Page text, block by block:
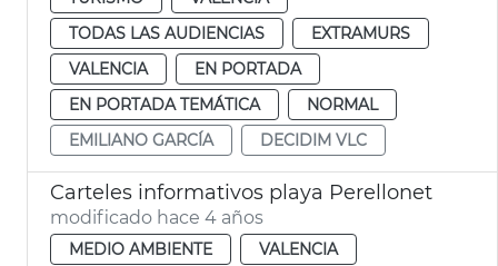
TODAS LAS AUDIENCIAS
EXTRAMURS
VALENCIA
EN PORTADA
EN PORTADA TEMÁTICA
NORMAL
EMILIANO GARCÍA
DECIDIM VLC
Carteles informativos playa Perellonet
modificado hace 4 años
MEDIO AMBIENTE
VALENCIA